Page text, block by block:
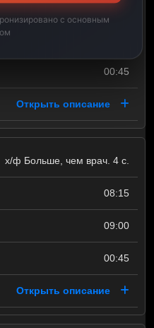
07:30
00:45
Открыть описание
х/ф Больше, чем врач. 4 с.
08:15
09:00
00:45
Открыть описание
с основным